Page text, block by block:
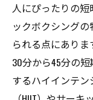
人にぴったりの
ックボクシング
られる点にありま
30分から45分の
するハイインテ